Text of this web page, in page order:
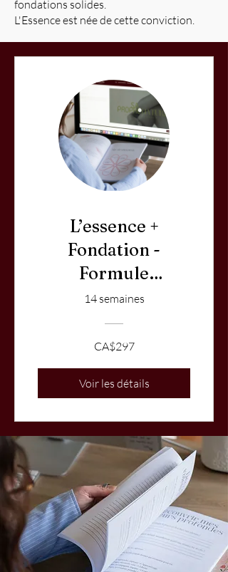
fondations solides.
L'Essence est née de cette conviction.
L’essence +
Fondation -
Formule
autonome
14 semaines
CA$297
Voir les détails